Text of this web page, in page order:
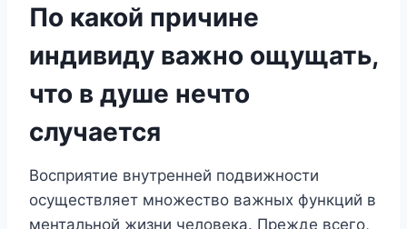
По какой причине
индивиду важно ощущать,
что в душе нечто
случается
Восприятие внутренней подвижности
осуществляет множество важных функций в
ментальной жизни человека. Прежде всего,